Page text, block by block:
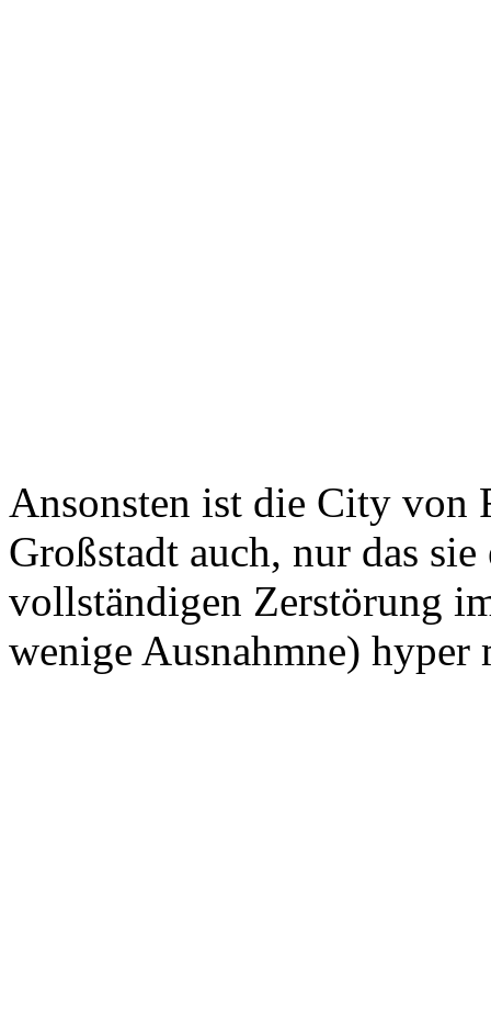
Ansonsten ist die City von
Großstadt auch, nur das
vollständigen Zerstörung
wenige Ausnahmne) hyper